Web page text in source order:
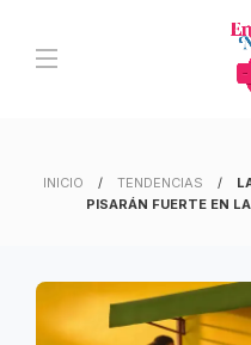
INICIO TENDENCIAS
PISARÁN FUERTE EN